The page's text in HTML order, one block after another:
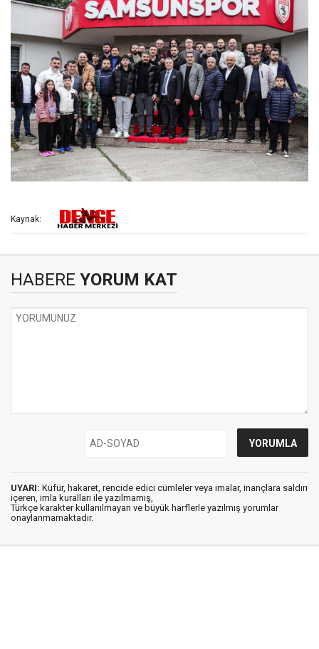
Kaynak:
HABERE YORUM KAT
UYARI: Küfür, hakaret, rencide edici cümleler veya imalar, inançlara saldırı
içeren, imla kuralları ile yazılmamış,
Türkçe karakter kullanılmayan ve büyük harflerle yazılmış yorumlar
onaylanmamaktadır.